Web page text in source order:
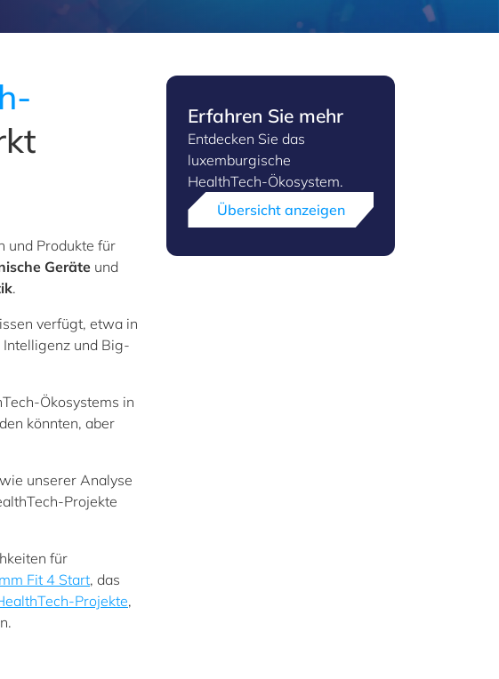
und Produkte für
Geräte und
.
verfügt, etwa in
Intelligenz und Big-
Ökosystems in
könnten, aber
unserer Analyse
Projekte
für
Fit 4 Start, das
Projekte,
Erfahren Sie mehr
Entdecken Sie das
luxemburgische
HealthTech-Ökosystem.
Übersicht anzeigen